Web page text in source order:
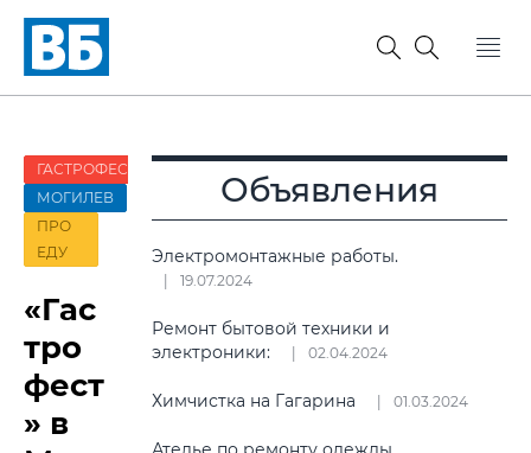
ГАСТРОФЕСТ
МОГИЛЕВ
ПРО
ЕДУ
«Гас
тро
фест
» в
Объявления
Электромонтажные работы.
19.07.2024
Ремонт бытовой техники и
электроники:
02.04.2024
Химчистка на Гагарина 01.03.2024